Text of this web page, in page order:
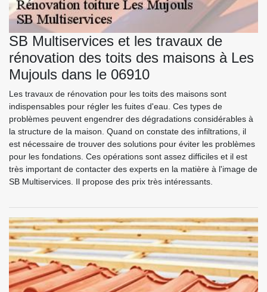
SB Multiservices et les travaux de
rénovation des toits des maisons à Les
Mujouls dans le 06910
Les travaux de rénovation pour les toits des maisons sont
indispensables pour régler les fuites d'eau. Ces types de
problèmes peuvent engendrer des dégradations considérables à
la structure de la maison. Quand on constate des infiltrations, il
est nécessaire de trouver des solutions pour éviter les problèmes
pour les fondations. Ces opérations sont assez difficiles et il est
très important de contacter des experts en la matière à l'image de
SB Multiservices. Il propose des prix très intéressants.